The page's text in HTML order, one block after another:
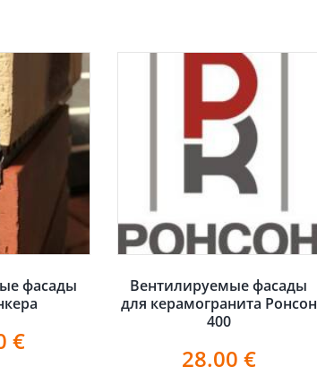
фасады
€
Вентилируемые фасады
для керамогранита Ронсон
400
28.00 €